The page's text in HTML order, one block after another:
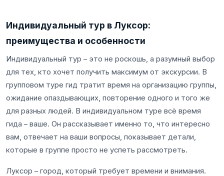
Индивидуальный тур в Луксор:
преимущества и особенности
Индивидуальный тур – это не роскошь, а разумный выбор
для тех, кто хочет получить максимум от экскурсии. В
групповом туре гид тратит время на организацию группы,
ожидание опаздывающих, повторение одного и того же
для разных людей. В индивидуальном туре всё время
гида – ваше. Он рассказывает именно то, что интересно
вам, отвечает на ваши вопросы, показывает детали,
которые в группе просто не успеть рассмотреть.
Луксор – город, который требует времени и внимания.